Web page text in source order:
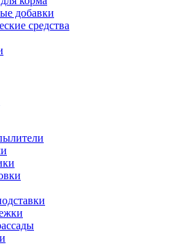
добавки
средства